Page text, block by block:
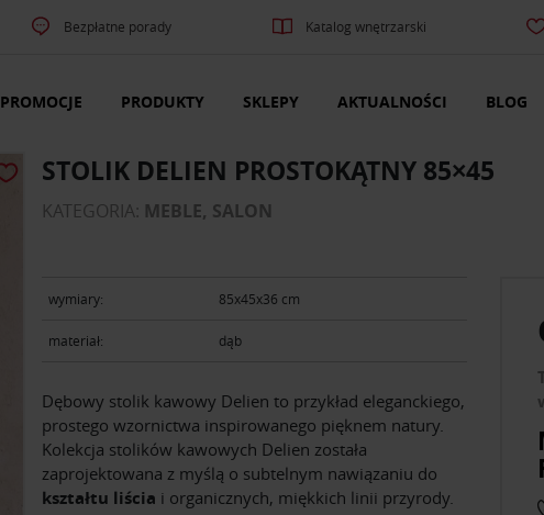
Bezpłatne porady Katalog wnętrzarski
PROMOCJE PRODUKTY SKLEPY AKTUALNOŚCI BLOG
STOLIK DELIEN PROSTOKĄTNY 85×45
KATEGORIA: MEBLE, SALON
wymiary: 85x45x36 cm
materiał: dąb
Dębowy stolik kawowy Delien to przykład eleganckiego,
prostego wzornictwa inspirowanego pięknem natury.
Kolekcja stolików kawowych Delien została
zaprojektowana z myślą o subtelnym nawiązaniu do
kształtu liścia i organicznych, miękkich linii przyrody.